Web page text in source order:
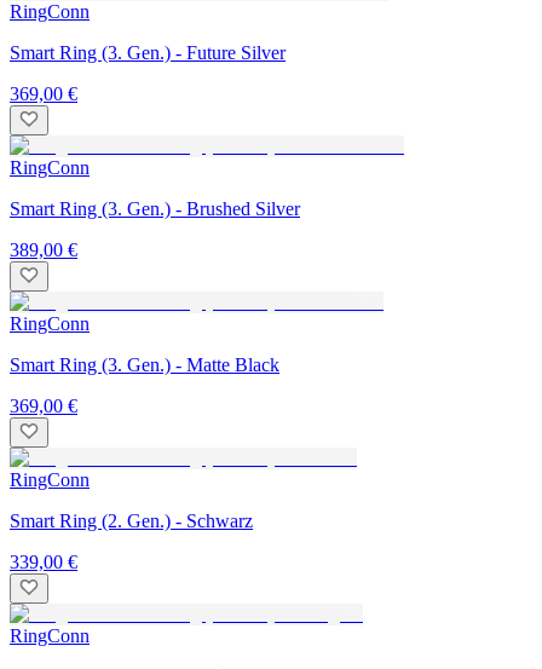
RingConn
Smart Ring (3. Gen.) - Future Silver
369,00 €
RingConn
Smart Ring (3. Gen.) - Brushed Silver
389,00 €
RingConn
Smart Ring (3. Gen.) - Matte Black
369,00 €
RingConn
Smart Ring (2. Gen.) - Schwarz
339,00 €
RingConn